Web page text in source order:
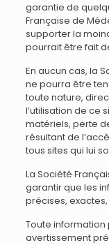
garantie de
Française de
supporter la
pourrait être fait
En aucun cas, la
ne pourra être
toute nature,
l’utilisation de ce
matériels, perte
résultant de
tous sites qui lui
La Société
garantir que les
précises,
Toute
avertissement